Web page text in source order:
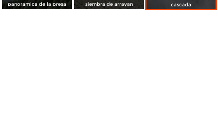
panoramica de la presa siembra de arrayan cascada